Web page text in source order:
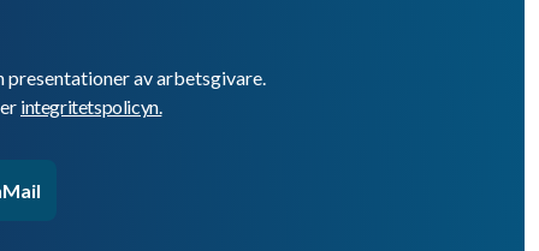
presentationer av arbetsgivare.
integritetspolicyn.